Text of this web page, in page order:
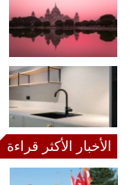
الأخبار الأكثر قراءة